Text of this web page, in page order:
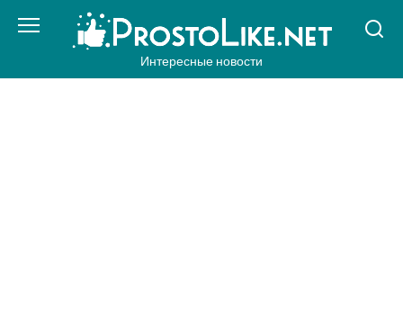
Интересные новости